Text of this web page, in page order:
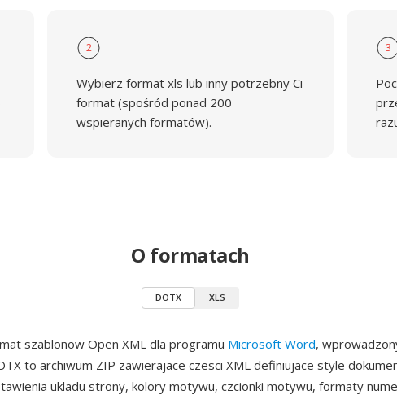
2
Wybierz format xls lub inny potrzebny Ci
format (spośród ponad 200
wspieranych formatów).
3
O formatach
DOTX XLS
szablonow Open XML dla programu Microsoft Word,
to archiwum ZIP zawierajace czesci XML definiujace style
ukladu strony, kolory motywu, czcionki motywu, formaty